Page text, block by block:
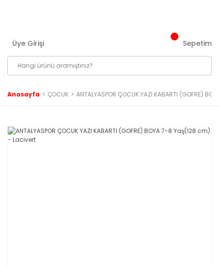
Üye Girişi Sepetim
Anasayfa ÇOCUK ANTALYASPOR ÇOCUK YAZI KABARTI (GOFRE)